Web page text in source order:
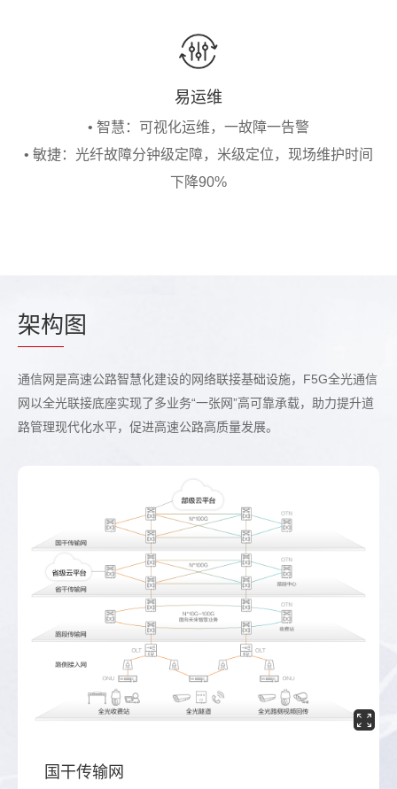
易运维
• 智慧：可视化运维，一故障一告警
• 敏捷：光纤故障分钟级定障，米级定位，现场维护时间
下降90%
架构图
通信网是高速公路智慧化建设的网络联接基础设施，F5G全光通信
网以全光联接底座实现了多业务“一张网”高可靠承载，助力提升道
路管理现代化水平，促进高速公路高质量发展。
国干传输网